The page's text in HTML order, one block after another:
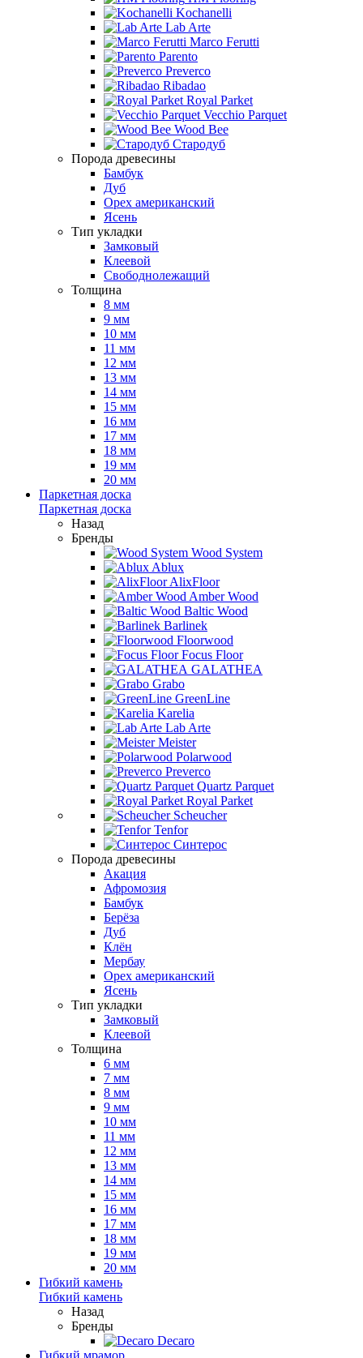
Kochanelli
Lab Arte
Marco Ferutti
Parento
Preverco
Ribadao
Royal Parket
Vecchio Parquet
Wood Bee
Стародуб
Порода древесины
Бамбук
Дуб
Орех американский
Ясень
Тип укладки
Замковый
Клеевой
Свободнолежащий
Толщина
8 мм
9 мм
10 мм
11 мм
12 мм
13 мм
14 мм
15 мм
16 мм
17 мм
18 мм
19 мм
20 мм
Паркетная доска
Паркетная доска
Назад
Бренды
Wood System
Ablux
AlixFloor
Amber Wood
Baltic Wood
Barlinek
Floorwood
Focus Floor
GALATHEA
Grabo
GreenLine
Karelia
Lab Arte
Meister
Polarwood
Preverco
Quartz Parquet
Royal Parket
Scheucher
Tenfor
Синтерос
Порода древесины
Акация
Афромозия
Бамбук
Берёза
Дуб
Клён
Мербау
Орех американский
Ясень
Тип укладки
Замковый
Клеевой
Толщина
6 мм
7 мм
8 мм
9 мм
10 мм
11 мм
12 мм
13 мм
14 мм
15 мм
16 мм
17 мм
18 мм
19 мм
20 мм
Гибкий камень
Гибкий камень
Назад
Бренды
Decaro
Гибкий мрамор